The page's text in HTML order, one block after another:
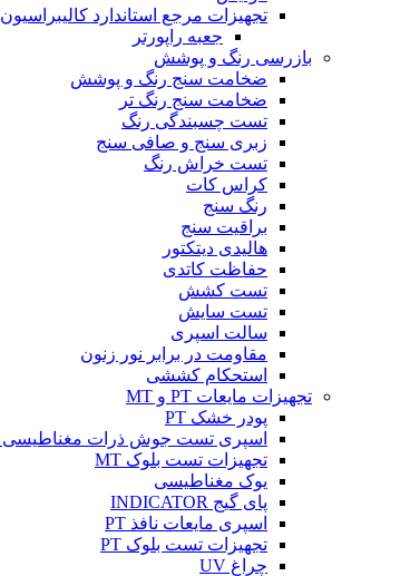
تجهیزات مرجع استاندارد کالیبراسیون
جعبه راپورتر
بازرسی رنگ و پوشش
ضخامت سنج رنگ و پوشش
ضخامت سنج رنگ تر
تست چسبندگی رنگ
زبری سنج و صافی سنج
تست خراش رنگ
کراس کات
رنگ سنج
براقیت سنج
هالیدی دیتکتور
حفاظت کاتدی
تست کشش
تست سایش
سالت اسپری
مقاومت در برابر نور زنون
استحکام کششی
تجهیزات مایعات PT و MT
پودر خشک PT
اسپری تست جوش ذرات مغناطیسی MT
تجهیزات تست بلوک MT
یوک مغناطیسی
پای گیج INDICATOR
اسپری مایعات نافذ PT
تجهیزات تست بلوک PT
چراغ UV